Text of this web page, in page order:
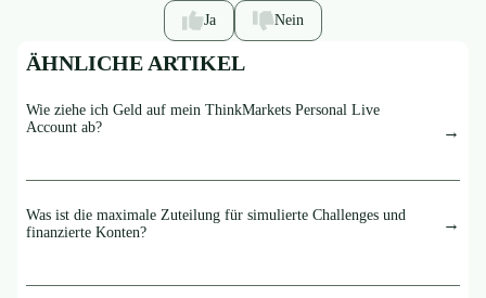
Ja Nein
ÄHNLICHE ARTIKEL
Wie ziehe ich Geld auf mein ThinkMarkets Personal Live
Account ab?
Was ist die maximale Zuteilung für simulierte Challenges und
finanzierte Konten?